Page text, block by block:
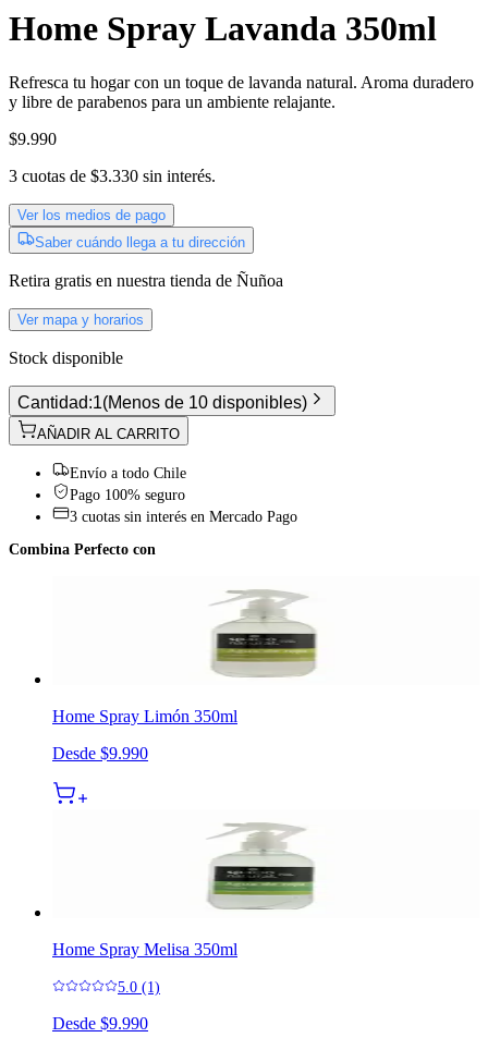
Home Spray Lavanda 350ml
Refresca tu hogar con un toque de lavanda natural. Aroma duradero
y libre de parabenos para un ambiente relajante.
$9.990
3 cuotas de $3.330 sin interés.
Ver los medios de pago
Saber cuándo llega a tu dirección
Retira gratis en nuestra tienda de Ñuñoa
Ver mapa y horarios
Stock disponible
Cantidad:1(Menos de 10 disponibles)
AÑADIR AL CARRITO
Envío a todo Chile
Pago 100% seguro
3 cuotas sin interés en Mercado Pago
Combina Perfecto con
Home Spray Limón 350ml
Desde $9.990
Home Spray Melisa 350ml
5.0 (1)
Desde $9.990